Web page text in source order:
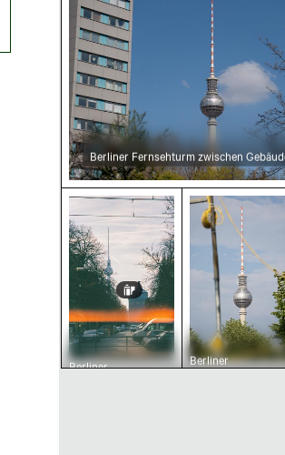
Berliner Fernsehturm zwischen
Berliner Straßenszene mit
Berliner
Berliner
Berliner
Fernsehturm vor